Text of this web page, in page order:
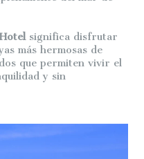
significa disfrutar
más hermosas de
que permiten vivir el
y sin